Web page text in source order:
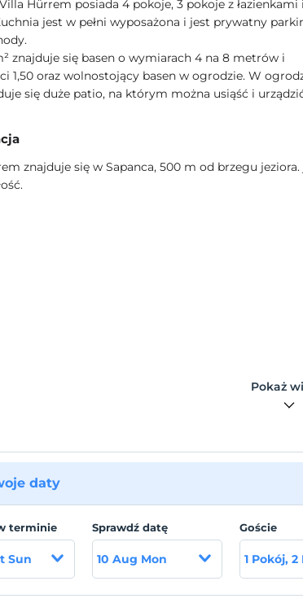
Hürrem posiada 4 pokoje, 3 pokoje z łazienkami
jest w pełni wyposażona i jest prywatny
znajduje się basen o wymiarach 4 na 8 metrów i
1,50 oraz wolnostojący basen w ogrodzie. W
się duże patio, na którym można usiąść i
znajduje się w Sapanca, 500 m od brzegu jeziora.
Pokaż
daty
terminie
Sun
Sprawdź datę
10 Aug Mon
Goście
1 Pokój,